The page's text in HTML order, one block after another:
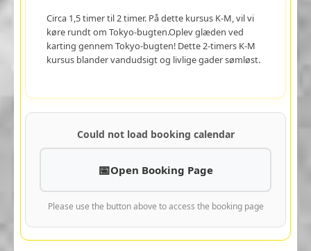
Circa 1,5 timer til 2 timer. På dette kursus K-M, vil vi
køre rundt om Tokyo-bugten.Oplev glæden ved
karting gennem Tokyo-bugten! Dette 2-timers K-M
kursus blander vandudsigt og livlige gader sømløst.
Could not load booking calendar
Open Booking Page
Please use the button above to access the booking page